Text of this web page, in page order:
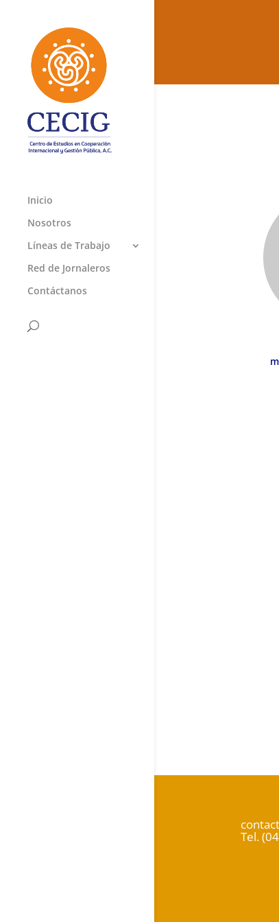
Inicio
Nosotros
Líneas de Trabajo
Red de Jornaleros
Contáctanos
Tel.